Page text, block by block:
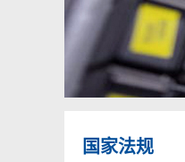
国家法规